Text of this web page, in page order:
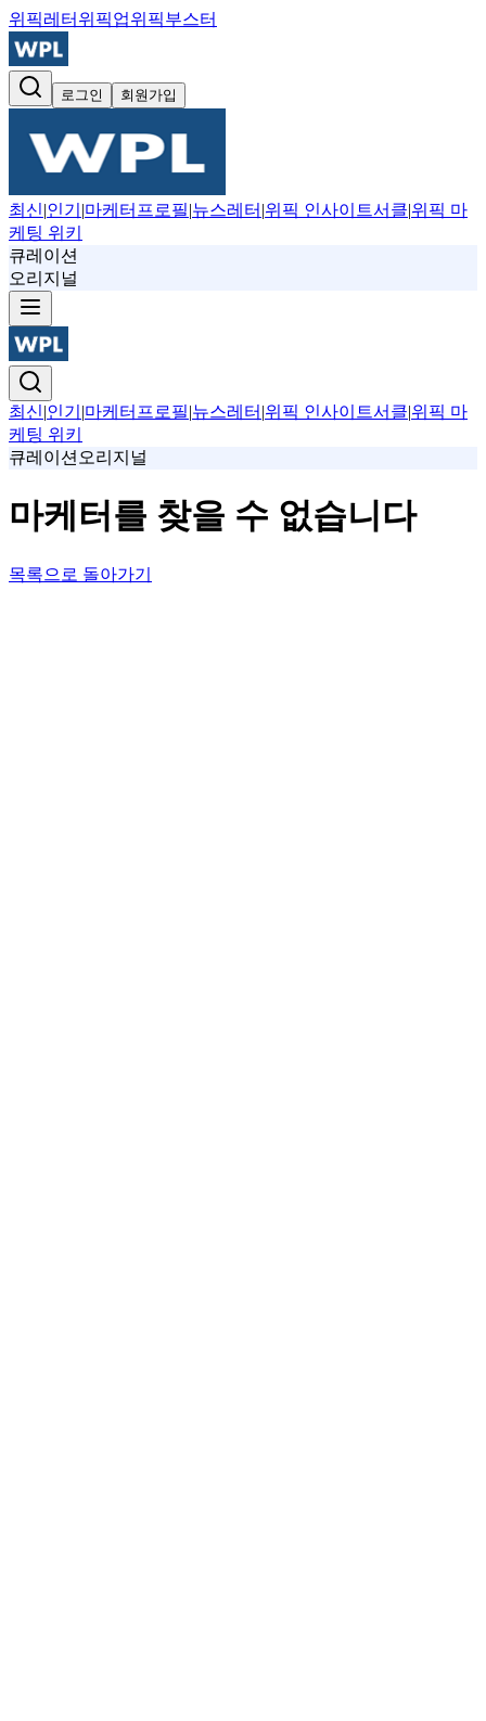
위픽레터 위픽업위픽부스터
로그인 회원가입
최신|인기 |마케터프로필|뉴스레터 |위픽 인사이트서클|위픽 마
케팅 위키
큐레이션
오리지널
최신|인기 |마케터프로필|뉴스레터 |위픽 인사이트서클|위픽 마
케팅 위키
큐레이션 오리지널
마케터를 찾을 수 없습니다
목록으로 돌아가기